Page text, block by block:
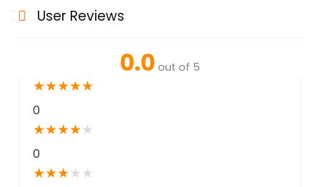
User Reviews
0.0 out of 5
★★★★★
0
★★★★★
0
★★★★ ★